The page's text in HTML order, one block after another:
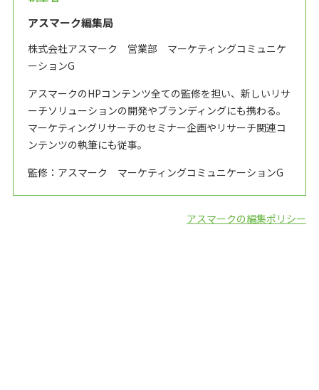
アスマーク編集局
株式会社アスマーク 営業部 マーケティングコミュニケ
ーションG
アスマークのHPコンテンツ全ての監修を担い、新しいリサ
ーチソリューションの開発やブランディングにも携わる。
マーケティングリサーチのセミナー企画やリサーチ関連コ
ンテンツの執筆にも従事。
監修：アスマーク マーケティングコミュニケーションG
アスマークの編集ポリシー